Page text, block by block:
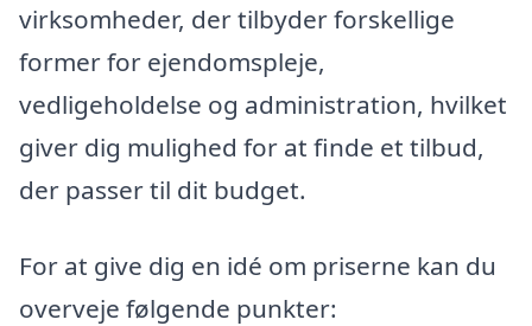
virksomheder, der tilbyder forskellige
former for ejendomspleje,
vedligeholdelse og administration, hvilket
giver dig mulighed for at finde et tilbud,
der passer til dit budget.
For at give dig en idé om priserne kan du
overveje følgende punkter: